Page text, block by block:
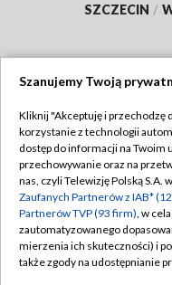
SZCZECIN /
Abonament TVP
Emisja w TVP
Centrum informacji
Naziemna Telewizja
Szanujemy Twoją
Kliknij "Akceptuję i przechodzę
korzystanie z technologii
dostęp do informacji na Twoim
przechowywanie oraz na
nas, czyli Telewizję Polską S.A.
Zaufanych Partnerów z IAB*
Partnerów TVP (93 firm), w
zautomatyzowanego
mierzenia ich skuteczności) i
także zgody na udostępnianie